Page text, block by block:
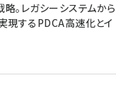
。レガシーシステムから
現するPDCA高速化とイ